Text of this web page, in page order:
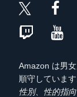
Amazon は男
順守しています
性別、性的指